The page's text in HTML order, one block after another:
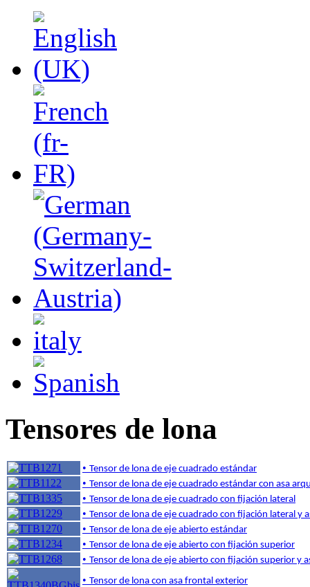
Tensores de lona
• Tensor de lona de eje cuadrado estándar
• Tensor de lona de eje cuadrado estándar con asa
• Tensor de lona de eje cuadrado con fijación lateral
• Tensor de lona de eje cuadrado con fijación lateral y
• Tensor de lona de eje abierto estándar
• Tensor de lona de eje abierto con fijación superior
• Tensor de lona de eje abierto con fijación superior y
• Tensor de lona con asa frontal exterior